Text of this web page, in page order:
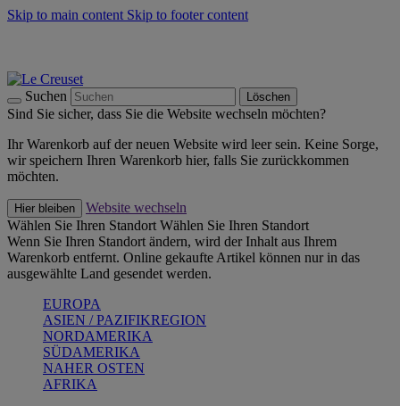
Skip to main content Skip to footer content
Suchen Löschen
Sind Sie sicher, dass Sie die Website wechseln möchten?
Ihr Warenkorb auf der neuen Website wird leer sein. Keine Sorge,
wir speichern Ihren Warenkorb hier, falls Sie zurückkommen
möchten.
Hier bleiben
Website wechseln
Wählen Sie Ihren Standort Wählen Sie Ihren Standort
Wenn Sie Ihren Standort ändern, wird der Inhalt aus Ihrem
Warenkorb entfernt. Online gekaufte Artikel können nur in das
ausgewählte Land gesendet werden.
EUROPA
ASIEN / PAZIFIKREGION
NORDAMERIKA
SÜDAMERIKA
NAHER OSTEN
AFRIKA